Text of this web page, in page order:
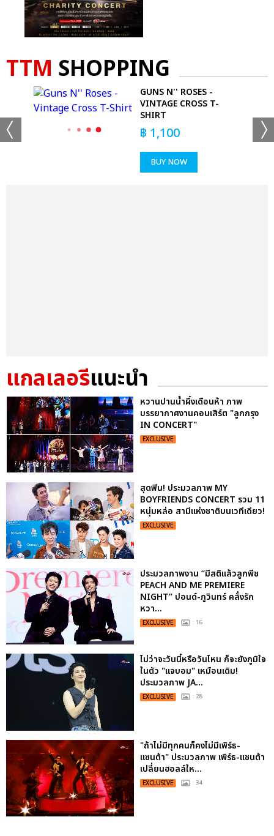
TTM SHOPPING
GUNS N'' ROSES -
VINTAGE CROSS T-
SHIRT
฿ 1,100
BUY NOW
แกลเลอรีแนะนำ
หวานปานน้ำผึ้งเดือนห้า ภาพ
บรรยากาศงานคอนเสิร์ต "ลูกกรุง
IN CONCERT"
EXCLUSIVE
สุดฟิน! ประมวลภาพ MY
BOYFRIENDS CONCERT รวม 11
หนุ่มหล่อ สามีแห่งชาติบนเวทีเดียว!
EXCLUSIVE
ประมวลภาพงาน “มีสติแล้วลูกพีช
PEACH AND ME PREMIERE
NIGHT” ปอนด์-ภูวินทร์ คลั่งรัก
หวา...
EXCLUSIVE : 16
ไม่ว่าจะวันนี้หรือวันไหน ก็จะยังภูมิใจ
ในตัว "แจบอม" เหมือนเดิม!
ประมวลภาพ JA...
EXCLUSIVE : 28
"ถ้าไม่มีทุกคนก็คงไม่มีเพิร์ธ-
แซนต้า" ประมวลภาพ เพิร์ธ-แซนต้า
เปลี่ยนฮอลล์ให...
EXCLUSIVE : 34